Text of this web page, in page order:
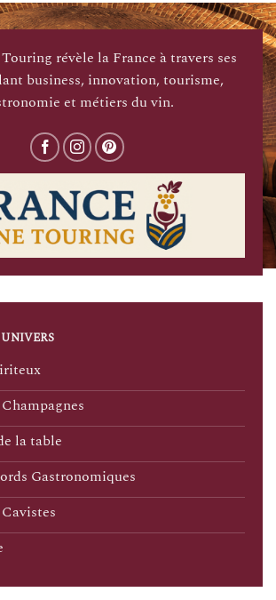
révèle la France à travers ses
business, innovation, tourisme,
et métiers du vin.
la table
Gastronomiques